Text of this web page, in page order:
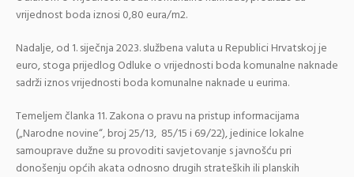
vrijednost boda iznosi 0,80 eura/m2.
Nadalje, od 1. siječnja 2023. službena valuta u Republici Hrvatskoj je
euro, stoga prijedlog Odluke o vrijednosti boda komunalne naknade
sadrži iznos vrijednosti boda komunalne naknade u eurima.
Temeljem članka 11. Zakona o pravu na pristup informacijama
(„Narodne novine“, broj 25/13, 85/15 i 69/22), jedinice lokalne
samouprave dužne su provoditi savjetovanje s javnošću pri
donošenju općih akata odnosno drugih strateških ili planskih